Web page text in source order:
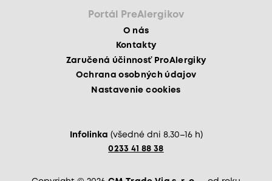
Portál PreAlergikov
O nás
Kontakty
Zaručená účinnosť ProAlergiky
Ochrana osobných údajov
Nastavenie cookies
Infolinka (všedné dni 8.30–16 h)
0233 41 88 38